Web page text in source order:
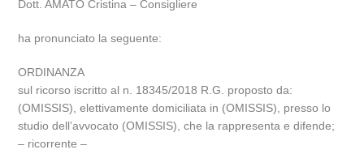
Dott. AMATO Cristina – Consigliere
ha pronunciato la seguente:
ORDINANZA
sul ricorso iscritto al n. 18345/2018 R.G. proposto da:
(OMISSIS), elettivamente domiciliata in (OMISSIS), presso lo
studio dell’avvocato (OMISSIS), che la rappresenta e difende;
– ricorrente –